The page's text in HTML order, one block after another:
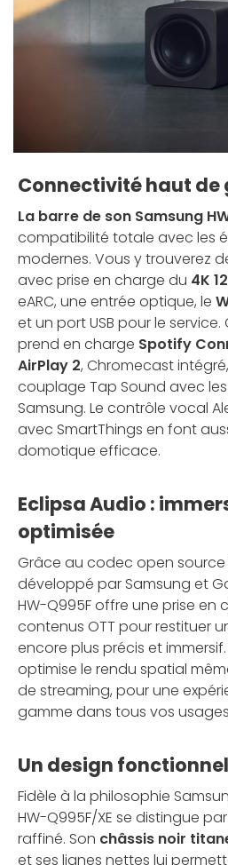
Connectivité haut de
La barre de son Samsung
compatibilité totale avec les
modernes. Vous y trouverez
avec prise en charge du 4K
eARC, une entrée optique, le
et un port USB pour le
prend en charge Spotify
AirPlay 2, Chromecast
couplage Tap Sound avec
Samsung. Le contrôle vocal
avec SmartThings en font
domotique efficace.
Eclipsa Audio :
optimisée
Grâce au codec open source
développé par Samsung et
HW-Q995F offre une prise
contenus OTT pour restituer
encore plus précis et
optimise le rendu spatial
de streaming, pour une
gamme dans tous vos
Un design
Fidèle à la philosophie
HW-Q995F/XE se distingue
raffiné. Son châssis noir
et ses lignes nettes lui